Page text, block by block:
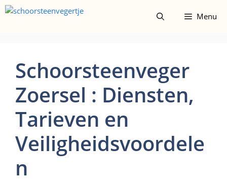
Spring
Menu
Schoorsteenveger
Zoersel : Diensten,
Tarieven en
Veiligheidsvoordele
n